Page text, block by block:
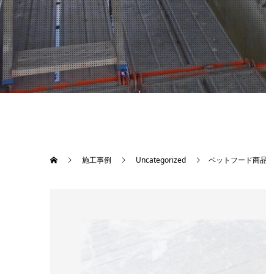
施工事例 Uncategorized ペットフード商